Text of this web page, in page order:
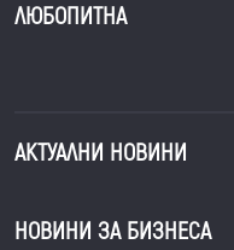
ЛЮБОПИТНА
АКТУАЛНИ НОВИНИ
НОВИНИ ЗА БИЗНЕСА